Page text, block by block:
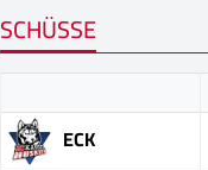
SCHÜSSE
ECK